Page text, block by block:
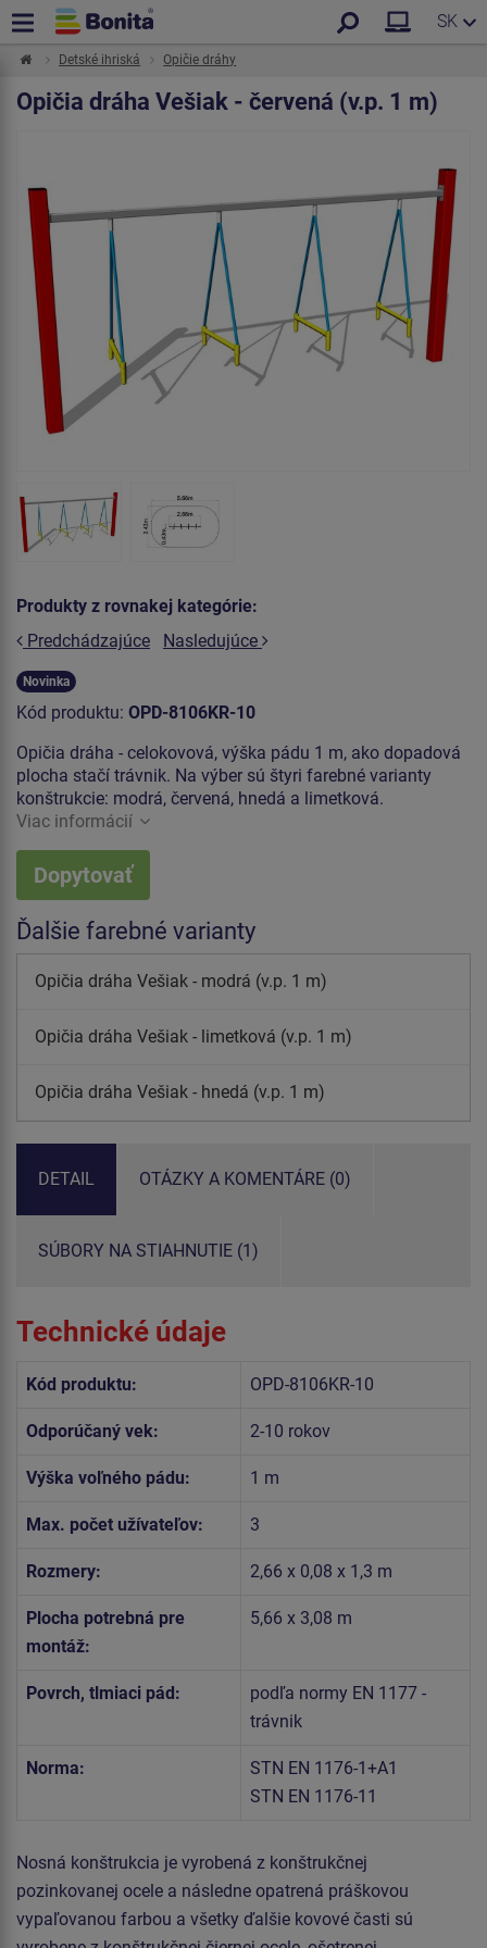
SK
Detské ihriská Opičie dráhy
Opičia dráha Vešiak - červená (v.p. 1 m)
Produkty z rovnakej kategórie:
Predchádzajúce
Nasledujúce
Novinka
Kód produktu: OPD-8106KR-10
Opičia dráha - celokovová, výška pádu 1 m, ako dopadová
plocha stačí trávnik. Na výber sú štyri farebné varianty
konštrukcie: modrá, červená, hnedá a limetková.
Viac informácií
Dopytovať
Ďalšie farebné varianty
Opičia dráha Vešiak - modrá (v.p. 1 m)
Opičia dráha Vešiak - limetková (v.p. 1 m)
Opičia dráha Vešiak - hnedá (v.p. 1 m)
DETAIL OTÁZKY A KOMENTÁRE (0)
SÚBORY NA STIAHNUTIE (1)
Technické údaje
Kód produktu: OPD-8106KR-10
Odporúčaný vek: 2-10 rokov
Výška voľného pádu: 1 m
Max. počet užívateľov: 3
Rozmery: 2,66 x 0,08 x 1,3 m
Plocha potrebná pre
montáž:
5,66 x 3,08 m
Povrch, tlmiaci pád:
podľa normy EN 1177 -
trávnik
Norma:
STN EN 1176-1+A1
STN EN 1176-11
Nosná konštrukcia je vyrobená z konštrukčnej
pozinkovanej ocele a následne opatrená práškovou
vypaľovanou farbou a všetky ďalšie kovové časti sú